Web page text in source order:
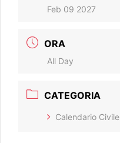
Feb 09 2027
ORA
All Day
CATEGORIA
Calendario Civile